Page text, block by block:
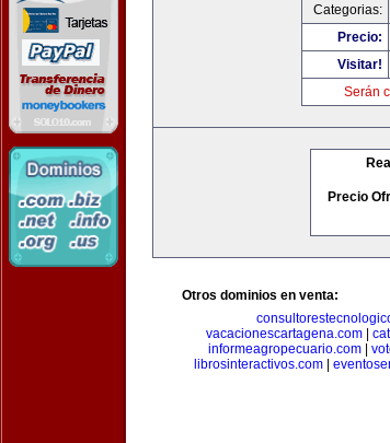
Categorias:
Precio:
Visitar!
Serán
Precio
Otros dominios en venta:
vacacionescartagena.com
informeagropecuario.com|
librosinteractivos.com|